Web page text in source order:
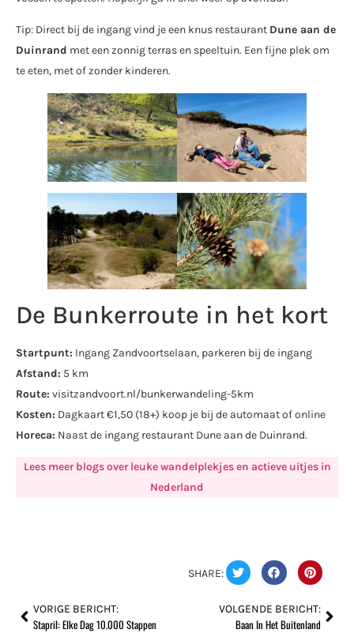
Tip: Direct bij de ingang vind je een knus restaurant Dune aan de
Duinrand met een zonnig terras en speeltuin. Een fijne plek om
te eten, met of zonder kinderen.
De Bunkerroute in het kort
Startpunt: Ingang Zandvoortselaan, parkeren bij de ingang
Afstand: 5 km
Route: visitzandvoort.nl/bunkerwandeling-5km
Kosten: Dagkaart €1,50 (18+) koop je bij de automaat of online
Horeca: Naast de ingang restaurant Dune aan de Duinrand.
Lees meer blogs over leuke wandelplekjes en actieve uitjes in
Nederland
SHARE:
VORIGE BERICHT:
Stapril: Elke Dag 10.000 Stappen
VOLGENDE BERICHT:
Baan In Het Buitenland